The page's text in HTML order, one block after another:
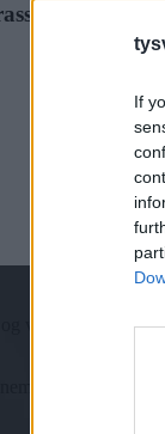
If
Band i Siddis